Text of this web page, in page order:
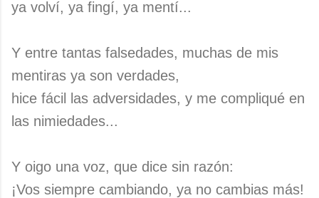
ya volví, ya fingí, ya mentí...
Y entre tantas falsedades, muchas de mis
mentiras ya son verdades,
hice fácil las adversidades, y me compliqué en
las nimiedades...
Y oigo una voz, que dice sin razón:
¡Vos siempre cambiando, ya no cambias más!